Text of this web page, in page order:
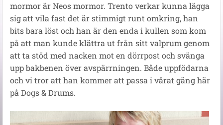
mormor är Neos mormor. Trento verkar kunna lägga
sig att vila fast det är stimmigt runt omkring, han
bits bara löst och han är den enda i kullen som kom
på att man kunde klättra ut från sitt valprum genom
att ta stöd med nacken mot en dörrpost och svänga
upp bakbenen över avspärrningen. Både uppfödarna
och vi tror att han kommer att passa i vårat gäng här
på Dogs & Drums.